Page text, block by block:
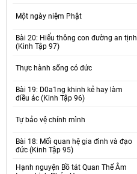
Một ngày niệm Phật
Bài 20: Hiểu thông con đường an tịnh
(Kinh Tập 97)
Thực hành sống có đức
Bài 19: D0a1ng khinh kẻ hay làm
điều ác (Kinh Tập 96)
Tự bảo vệ chính mình
Bài 18: Mối quan hệ gia đình và đạo
đức (Kinh Tập 95)
Hạnh nguyện Bồ tát Quan Thế Âm